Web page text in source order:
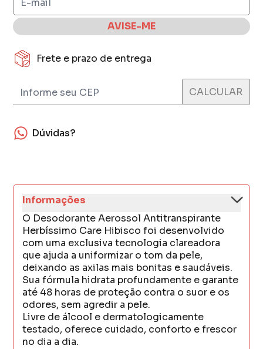
AVISE-ME
Frete e prazo de entrega
Dúvidas?
Informações
O Desodorante Aerossol Antitranspirante
Herbíssimo Care Hibisco foi desenvolvido
com uma exclusiva tecnologia clareadora
que ajuda a uniformizar o tom da pele,
deixando as axilas mais bonitas e saudáveis.
Sua fórmula hidrata profundamente e garante
até 48 horas de proteção contra o suor e os
odores, sem agredir a pele.
Livre de álcool e dermatologicamente
testado, oferece cuidado, conforto e frescor
no dia a dia.